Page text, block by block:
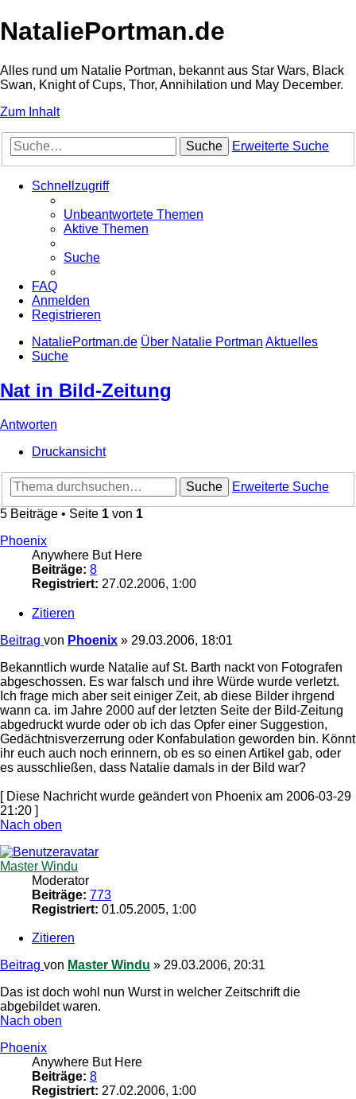
NataliePortman.de
Alles rund um Natalie Portman, bekannt aus Star Wars, Black
Swan, Knight of Cups, Thor, Annihilation und May December.
Zum Inhalt
Suche Erweiterte Suche
Schnellzugriff
Unbeantwortete Themen
Aktive Themen
Suche
FAQ
Anmelden
Registrieren
NataliePortman.de Über Natalie Portman Aktuelles
Suche
Nat in Bild-Zeitung
Antworten
Druckansicht
Suche
Erweiterte Suche
5 Beiträge • Seite 1 von 1
Phoenix
Anywhere But Here
Beiträge: 8
Registriert: 27.02.2006, 1:00
Zitieren
Beitrag von Phoenix » 29.03.2006, 18:01
Bekanntlich wurde Natalie auf St. Barth nackt von Fotografen
abgeschossen. Es war falsch und ihre Würde wurde verletzt.
Ich frage mich aber seit einiger Zeit, ab diese Bilder ihrgend
wann ca. im Jahre 2000 auf der letzten Seite der Bild-Zeitung
abgedruckt wurde oder ob ich das Opfer einer Suggestion,
Gedächtnisverzerrung oder Konfabulation geworden bin. Könnt
ihr euch auch noch erinnern, ob es so einen Artikel gab, oder
es ausschließen, dass Natalie damals in der Bild war?
[ Diese Nachricht wurde geändert von Phoenix am 2006-03-29
21:20 ]
Nach oben
Master Windu
Moderator
Beiträge: 773
Registriert: 01.05.2005, 1:00
Zitieren
Beitrag von Master Windu » 29.03.2006, 20:31
Das ist doch wohl nun Wurst in welcher Zeitschrift die
abgebildet waren.
Nach oben
Phoenix
Anywhere But Here
Beiträge: 8
Registriert: 27.02.2006, 1:00